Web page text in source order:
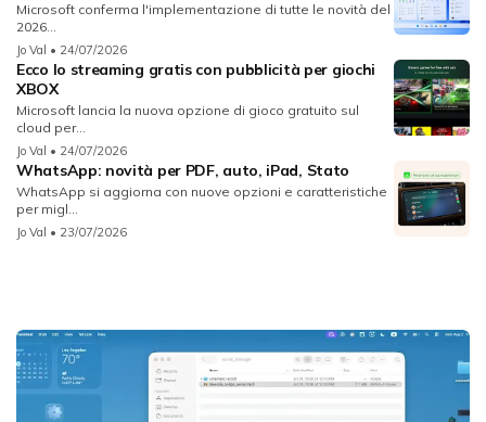
Microsoft conferma l'implementazione di tutte le novità del
2026...
Jo Val • 24/07/2026
Ecco lo streaming gratis con pubblicità per giochi
XBOX
Microsoft lancia la nuova opzione di gioco gratuito sul
cloud per...
Jo Val • 24/07/2026
WhatsApp: novità per PDF, auto, iPad, Stato
WhatsApp si aggiorna con nuove opzioni e caratteristiche
per migl...
Jo Val • 23/07/2026